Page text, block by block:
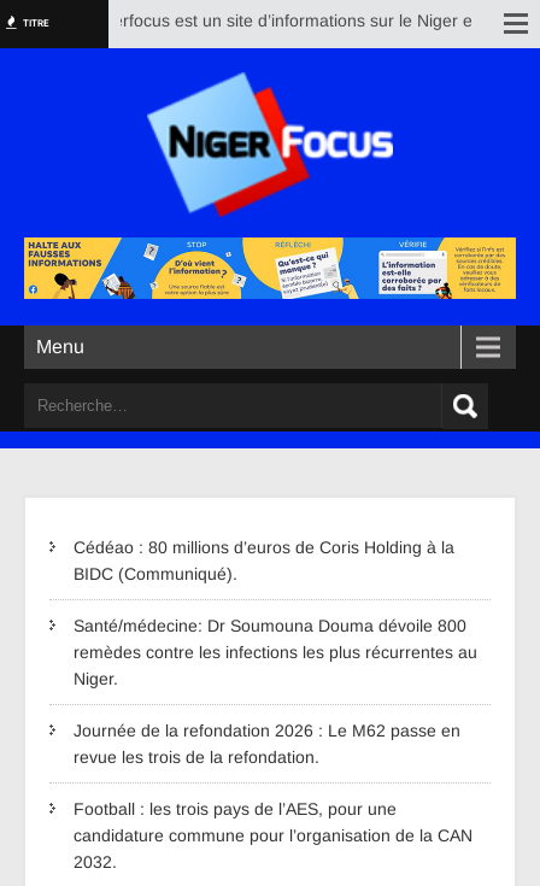
TITRE Nigerfocus est un site d’informations sur le Niger et le
Menu
Cédéao : 80 millions d’euros de Coris Holding à la
BIDC (Communiqué).
Santé/médecine: Dr Soumouna Douma dévoile 800
remèdes contre les infections les plus récurrentes au
Niger.
Journée de la refondation 2026 : Le M62 passe en
revue les trois de la refondation.
Football : les trois pays de l’AES, pour une
candidature commune pour l’organisation de la CAN
2032.